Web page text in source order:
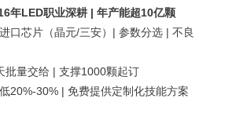
年LED职业深耕 | 年产能超10亿颗
口芯片（晶元/三安）| 参数分选 | 不良
批量交给 | 支撑1000颗起订
20%-30% | 免费提供定制化技能方案